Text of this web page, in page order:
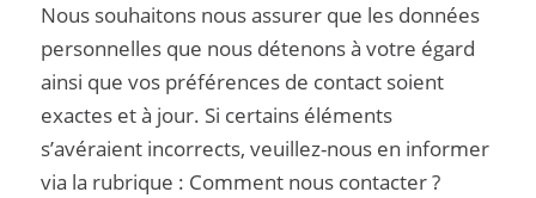
Nous souhaitons nous assurer que les données
personnelles que nous détenons à votre égard
ainsi que vos préférences de contact soient
exactes et à jour. Si certains éléments
s’avéraient incorrects, veuillez-nous en informer
via la rubrique : Comment nous contacter ?